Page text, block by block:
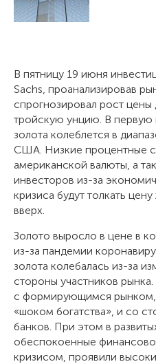
В пятницу 19 июня
Sachs, проанализировав
спрогнозировал рост
тройскую унцию. В первую
золота колеблется в
США. Низкие процентные
американской валюты, а
инвесторов из-за
кризиса будут толкать
вверх.
Золото выросло в цене в
из-за пандемии
золота колебалась из-за
стороны участников
с формирующимся рынком,
«шоком богатства», и со
банков. При этом в
обеспокоенные
кризисом, проявили